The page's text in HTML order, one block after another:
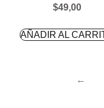
$49,00
AÑADIR AL
←